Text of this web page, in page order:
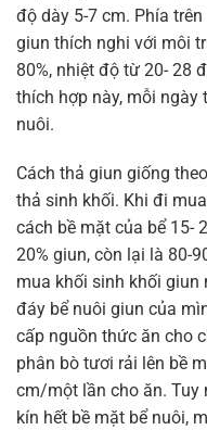
độ dày 5-7 cm. Phía
giun thích nghi với môi
80%, nhiệt độ từ 20- 28
thích hợp này, mỗi ngày
nuôi.
Cách thả giun giống
thả sinh khối. Khi đi
cách bề mặt của bể 15-
20% giun, còn lại là 80-
mua khối sinh khối giun
đáy bể nuôi giun của
cấp nguồn thức ăn cho
phân bò tươi rải lên bề
cm/một lần cho ăn. Tuy
kín hết bề mặt bể nuôi,